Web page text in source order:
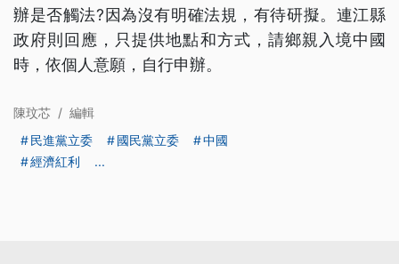
辦是否觸法?因為沒有明確法規，有待研擬。連江縣
政府則回應，只提供地點和方式，請鄉親入境中國
時，依個人意願，自行申辦。
陳玟芯 / 編輯
民進黨立委
國民黨立委
中國
經濟紅利
...